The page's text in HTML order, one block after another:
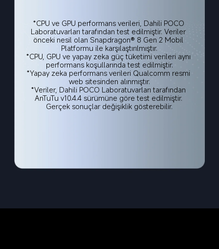
*CPU ve GPU performans verileri, Dahili POCO
Laboratuvarları tarafından test edilmiştir. Veriler
önceki nesil olan Snapdragon® 8 Gen 2 Mobil
Platformu ile karşılaştırılmıştır.
*CPU, GPU ve yapay zeka güç tüketimi verileri aynı
performans koşullarında test edilmiştir.
*Yapay zeka performans verileri Qualcomm resmi
web sitesinden alınmıştır.
*Veriler, Dahili POCO Laboratuvarları tarafından
AnTuTu v10.4.4 sürümüne göre test edilmiştir.
Gerçek sonuçlar değişiklik gösterebilir.